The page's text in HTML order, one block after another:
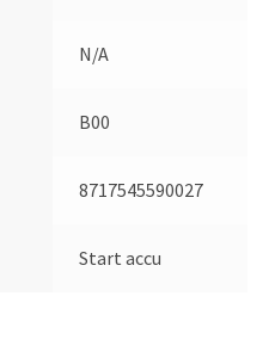
N/A
B00
8717545590027
Start accu